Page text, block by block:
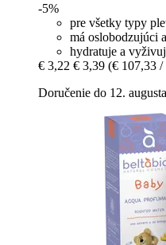
-5%
pre všetky typy
má oslobodzujúci
hydratuje a
€ 3,22 € 3,39 (€ 107,33 /
Doručenie do 12. augusta